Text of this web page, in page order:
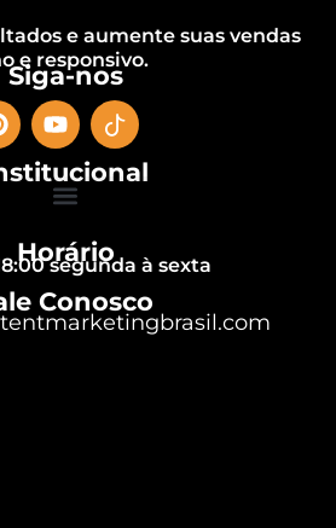
e aumente suas vendas
e responsivo.
Siga-nos
Horário
segunda à sexta
Conosco